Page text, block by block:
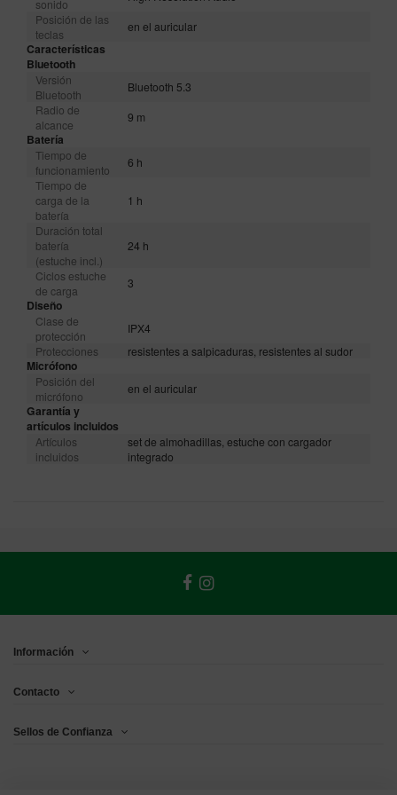
sonido
Posición de las
teclas
en el auricular
Características
Bluetooth
Versión
Bluetooth
Bluetooth 5.3
Radio de
alcance
9 m
Batería
Tiempo de
funcionamiento
6 h
Tiempo de
carga de la
batería
1 h
Duración total
batería
(estuche incl.)
24 h
Ciclos estuche
de carga
3
Diseño
Clase de
protección
IPX4
Protecciones
resistentes a salpicaduras, resistentes al sudor
Micrófono
Posición del
micrófono
en el auricular
Garantía y
artículos incluidos
Artículos
incluidos
set de almohadillas, estuche con cargador
integrado
Información
Contacto
Sellos de Confianza